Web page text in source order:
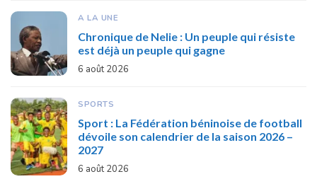
A LA UNE
Chronique de Nelie : Un peuple qui résiste
est déjà un peuple qui gagne
6 août 2026
SPORTS
Sport : La Fédération béninoise de football
dévoile son calendrier de la saison 2026 –
2027
6 août 2026